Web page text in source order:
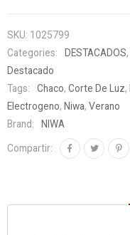
SKU: 1025799
Categories:
DESTACADOS,
Destacado
Tags:
Chaco, Corte De Luz,
Electrogeno, Niwa, Verano
Brand:
NIWA
Compartir: